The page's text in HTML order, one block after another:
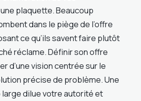
plaquette. Beaucoup
dans le piège de l’offre
ce qu’ils savent faire plutôt
réclame. Définir son offre
d’une vision centrée sur le
précise de problème. Une
dilue votre autorité et